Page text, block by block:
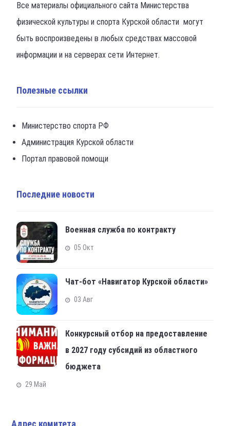
Все материалы официального сайта Министерства
физической культуры и спорта Курской области могут
быть воспроизведены в любых средствах массовой
информации и на серверах сети Интернет.
Полезные ссылки
Министерство спорта РФ
Администрация Курской области
Портал правовой помощи
Последние новости
Военная служба по контракту
05 Окт
Чат-бот «Навигатор Курской области»
03 Авг
Конкурсный отбор на предоставление
в 2027 году субсидий из областного
бюджета
29 Май